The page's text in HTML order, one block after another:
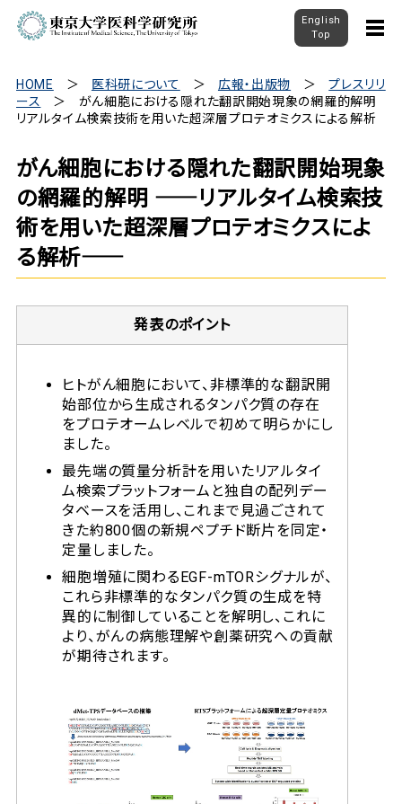
English
Top
HOME 医科研について 広報・出版物
プレスリリ
ース
がん細胞における隠れた翻訳開始現象の網羅的解明 ――
リアルタイム検索技術を用いた超深層プロテオミクスによる解析――
がん細胞における隠れた翻訳開始現象
の網羅的解明 ――リアルタイム検索技
術を用いた超深層プロテオミクスによ
る解析――
発表のポイント
ヒトがん細胞において、非標準的な翻訳開
始部位から生成されるタンパク質の存在
をプロテオームレベルで初めて明らかにし
ました。
最先端の質量分析計を用いたリアルタイ
ム検索プラットフォームと独自の配列デー
タベースを活用し、これまで見過ごされて
きた約800個の新規ペプチド断片を同定・
定量しました。
細胞増殖に関わるEGF-mTORシグナルが、
これら非標準的なタンパク質の生成を特
異的に制御していることを解明し、これに
より、がんの病態理解や創薬研究への貢献
が期待されます。